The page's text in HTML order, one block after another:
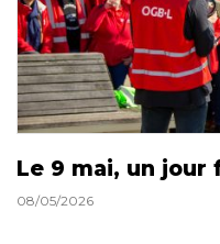
Le 9 mai, un jour
08/05/2026